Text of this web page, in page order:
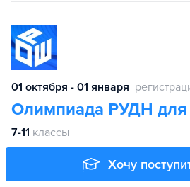
Хочу
01 октября - 01 января
Олимпиада РУДН для
7-11 классы